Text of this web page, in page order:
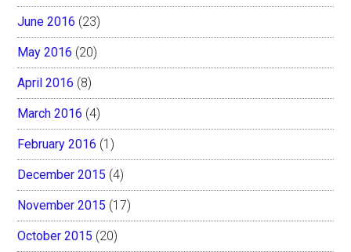
June 2016 (23)
May 2016 (20)
April 2016 (8)
March 2016 (4)
February 2016 (1)
December 2015 (4)
November 2015 (17)
October 2015 (20)